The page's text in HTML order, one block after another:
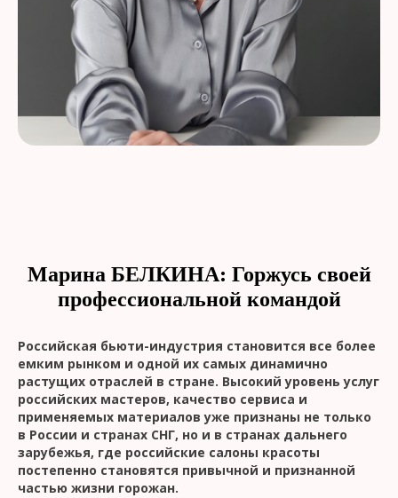
Марина БЕЛКИНА: Горжусь своей
профессиональной командой
Российская бьюти-индустрия становится все более
емким рынком и одной их самых динамично
растущих отраслей в стране. Высокий уровень услуг
российских мастеров, качество сервиса и
применяемых материалов уже признаны не только
в России и странах СНГ, но и в странах дальнего
зарубежья, где российские салоны красоты
постепенно становятся привычной и признанной
частью жизни горожан.